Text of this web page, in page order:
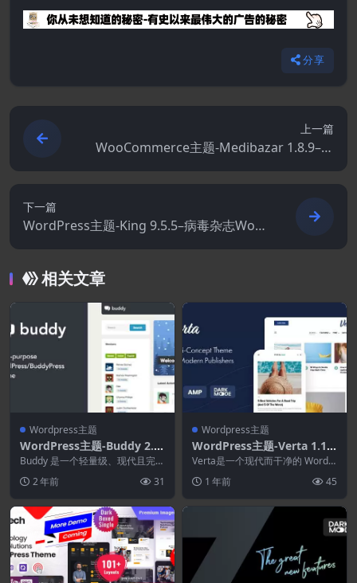
分享
上一篇
WooCommerce主题-Medibazar 1.8.9–医
疗WooCommerce主题
下一篇
WordPress主题-King 9.5.5–病毒杂志Word
Press主题
相关文章
Wordpress主题
WordPress主题-Buddy 2.2
3.1–简单的WordPress和Bu
ddyPress主题
Buddy 是一个轻量级、现代且完全
2 年前 31
Wordpress主题
WordPress主题-Verta 1.1.1
–适合现代出版商的多概念W
ordPress主题
Verta是一个现代而干净的 WordP
和内容...
1 年前 45